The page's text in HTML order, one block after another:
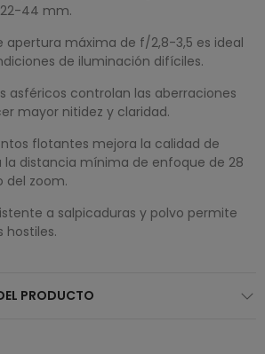
44 mm.
apertura máxima de f/2,8-3,5 es ideal
de iluminación difíciles.
asféricos controlan las aberraciones
mayor nitidez y claridad.
flotantes mejora la calidad de
la distancia mínima de enfoque de 28
del zoom.
a salpicaduras y polvo permite
hostiles.
PRODUCTO